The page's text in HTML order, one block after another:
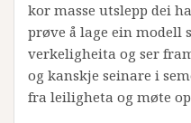
kor masse utslepp dei
prøve å lage ein modell
verkeligheita og ser
og kanskje seinare i
fra leiligheta og møte